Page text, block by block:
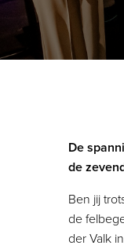
De
de
Ben jij
de
der Valk